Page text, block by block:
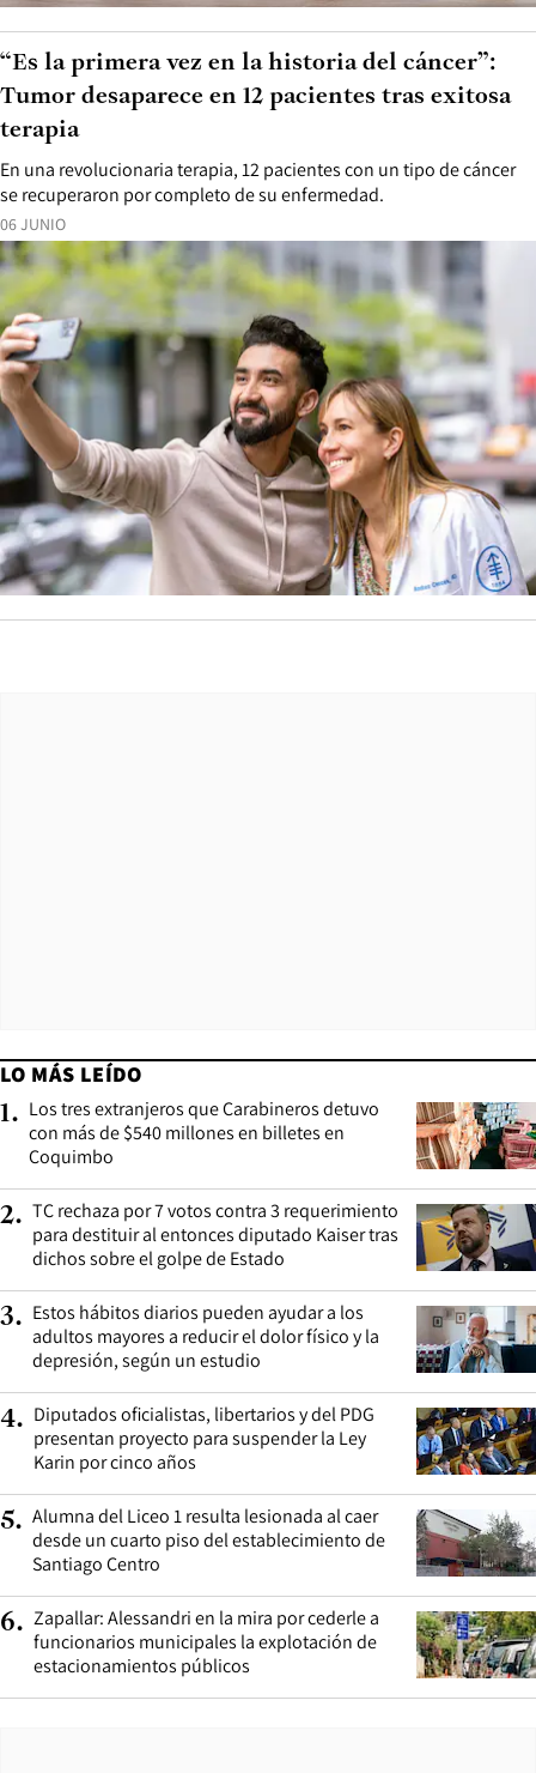
06 JUNIO
En una revolucionaria terapia, 12 pacientes con un tipo de cáncer
se recuperaron por completo de su enfermedad.
“Es la primera vez en la historia del cáncer”:
Tumor desaparece en 12 pacientes tras exitosa
terapia
LO MÁS LEÍDO
1. Los tres extranjeros que Carabineros detuvo
con más de $540 millones en billetes en
Coquimbo
2. TC rechaza por 7 votos contra 3 requerimiento
para destituir al entonces diputado Kaiser tras
dichos sobre el golpe de Estado
3. Estos hábitos diarios pueden ayudar a los
adultos mayores a reducir el dolor físico y la
depresión, según un estudio
4. Diputados oficialistas, libertarios y del PDG
presentan proyecto para suspender la Ley
Karin por cinco años
5. Alumna del Liceo 1 resulta lesionada al caer
desde un cuarto piso del establecimiento de
Santiago Centro
6. Zapallar: Alessandri en la mira por cederle a
funcionarios municipales la explotación de
estacionamientos públicos